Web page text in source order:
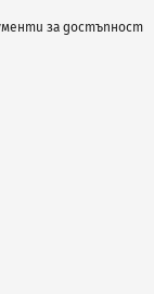
за достъпност